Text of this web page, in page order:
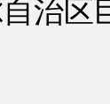
治区